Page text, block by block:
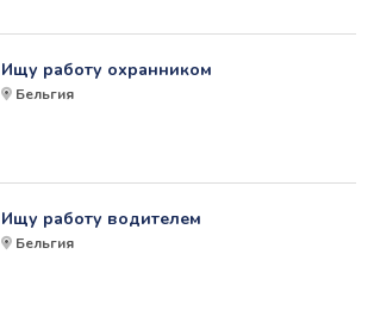
Ищу работу охранником
Бельгия
Ищу работу водителем
Бельгия